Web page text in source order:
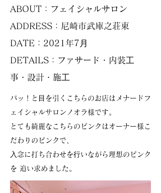
ABOUT：フェイシャルサロン
ADDRESS：尼崎市武庫之荘東
DATE：2021年7⽉
DETAILS：ファサード・内装⼯
事・設計・施⼯
パッ！と⽬を引くこちらのお店はメナードフ
ェイシャルサロンノオラ様です。
とても綺麗なこちらのピンクはオーナー様こ
だわりのピンクで、
⼊念に打ち合わせを⾏いながら理想のピンク
を 追い求めました。